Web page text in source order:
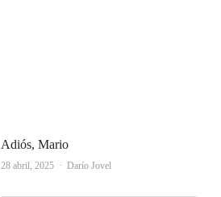
Adiós, Mario
28 abril, 2025 Autor
Darío Jovel